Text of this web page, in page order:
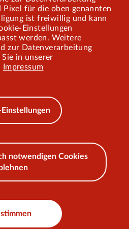
Pixel für die oben genannten
ist freiwillig und kann
Einstellungen
werden. Weitere
zur Datenverarbeitung
in unserer
Impressum
notwendigen Cookies